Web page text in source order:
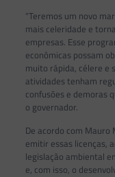
“Teremos um novo
mais celeridade e
empresas. Esse
econômicas possam
muito rápida, célere e
atividades tenham
confusões e demoras
o governador.
De acordo com
emitir essas licenças,
legislação ambiental
e, com isso, o